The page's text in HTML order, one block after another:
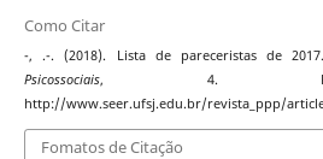
Como Citar
-, .-. (2018). Lista de pareceristas de
Psicossociais, 4.
http://www.seer.ufsj.edu.br/revista_ppp/
Fomatos de Citação